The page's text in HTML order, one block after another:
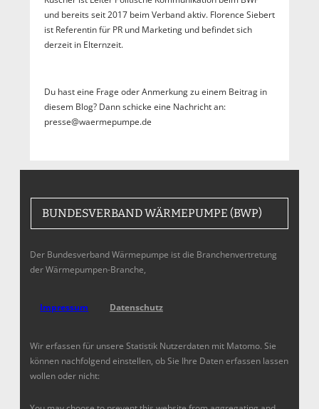
und bereits seit 2017 beim Verband aktiv. Florence Siebert
ist Referentin für PR und Marketing und befindet sich
derzeit in Elternzeit.
Du hast eine Frage oder Anmerkung zu einem Beitrag in
diesem Blog? Dann schicke eine Nachricht an:
presse@waermepumpe.de
BUNDESVERBAND WÄRMEPUMPE (BWP)
Der Bundesverband Wärmepumpe ist die Branchenvertretung
der Wärmepumpen-Branche,
Impressum Datenschutz
Wir erfassen für unsere Statistik Nutzerdaten mit Matomo. Sie
können nachfolgend einstellen, ob Sie Ihre Daten erfassen lassen
wollen oder nicht: